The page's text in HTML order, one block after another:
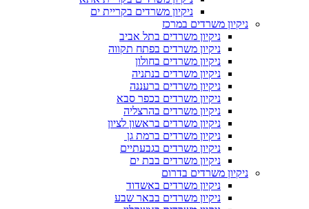
ניקיון משרדים בקריית ים
ניקיון משרדים במרכז
ניקיון משרדים בתל אביב
ניקיון משרדים בפתח תקווה
ניקיון משרדים בחולון
ניקיון משרדים בנתניה
ניקיון משרדים ברעננה
ניקיון משרדים בכפר סבא
ניקיון משרדים בהרצליה
ניקיון משרדים בראשון לציון
ניקיון משרדים ברמת גן
ניקיון משרדים בגבעתיים
ניקיון משרדים בבת ים
ניקיון משרדים בדרום
ניקיון משרדים באשדוד
ניקיון משרדים בבאר שבע